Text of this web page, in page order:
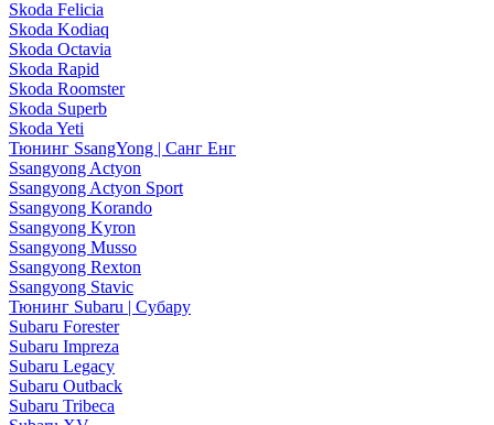
Skoda Felicia
Skoda Kodiaq
Skoda Octavia
Skoda Rapid
Skoda Roomster
Skoda Superb
Skoda Yeti
Тюнинг SsangYong | Санг Енг
Ssangyong Actyon
Ssangyong Actyon Sport
Ssangyong Korando
Ssangyong Kyron
Ssangyong Musso
Ssangyong Rexton
Ssangyong Stavic
Тюнинг Subaru | Субару
Subaru Forester
Subaru Impreza
Subaru Legacy
Subaru Outback
Subaru Tribeca